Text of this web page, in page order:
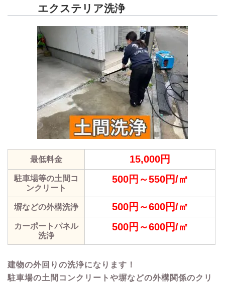
エクステリア洗浄
最低料金 15,000円
駐車場等の土間コ
ンクリート
500円～550円/㎡
塀などの外構洗浄 500円～600円/㎡
カーポートパネル
洗浄
500円～600円/㎡
建物の外回りの洗浄になります！
駐車場の土間コンクリートや塀などの外構関係のクリ